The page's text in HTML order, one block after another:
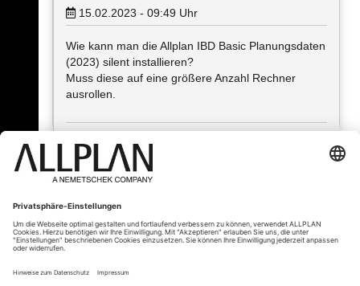
15.02.2023 - 09:49 Uhr
Wie kann man die Allplan IBD Basic Planungsdaten
(2023) silent installieren?
Muss diese auf eine größere Anzahl Rechner
ausrollen.
« Zurück